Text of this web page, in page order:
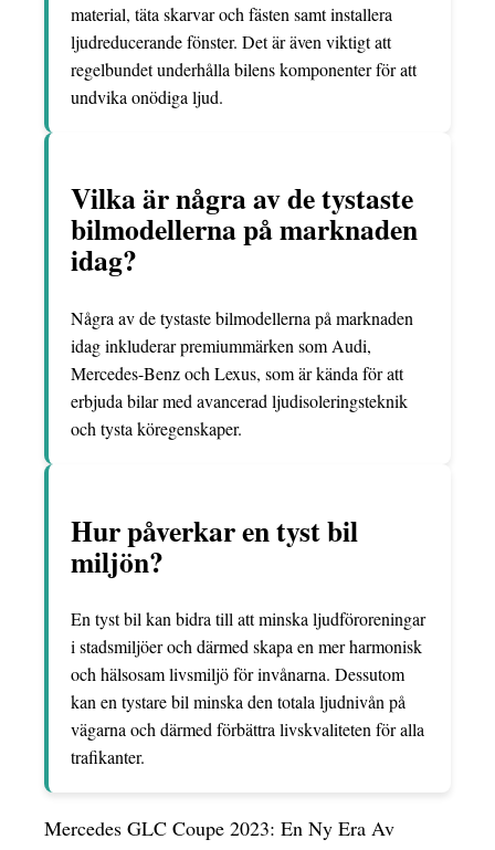
material, täta skarvar och fästen samt installera
ljudreducerande fönster. Det är även viktigt att
regelbundet underhålla bilens komponenter för att
undvika onödiga ljud.
Vilka är några av de tystaste
bilmodellerna på marknaden
idag?
Några av de tystaste bilmodellerna på marknaden
idag inkluderar premiummärken som Audi,
Mercedes-Benz och Lexus, som är kända för att
erbjuda bilar med avancerad ljudisoleringsteknik
och tysta köregenskaper.
Hur påverkar en tyst bil
miljön?
En tyst bil kan bidra till att minska ljudföroreningar
i stadsmiljöer och därmed skapa en mer harmonisk
och hälsosam livsmiljö för invånarna. Dessutom
kan en tystare bil minska den totala ljudnivån på
vägarna och därmed förbättra livskvaliteten för alla
trafikanter.
Mercedes GLC Coupe 2023: En Ny Era Av